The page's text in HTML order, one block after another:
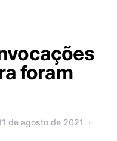
foram
de agosto de 2021